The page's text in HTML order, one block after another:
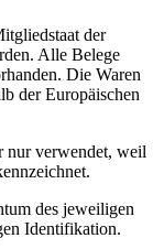
der
Alle Belege
Die Waren
der Europäischen
nur verwendet, weil
des jeweiligen
Identifikation.